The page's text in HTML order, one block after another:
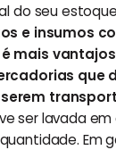
do seu
e insumos
mais
que
ser lavada
Em